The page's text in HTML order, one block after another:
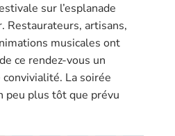
sur l’esplanade
Restaurateurs, artisans,
musicales ont
ce rendez-vous un
La soirée
peu plus tôt que prévu